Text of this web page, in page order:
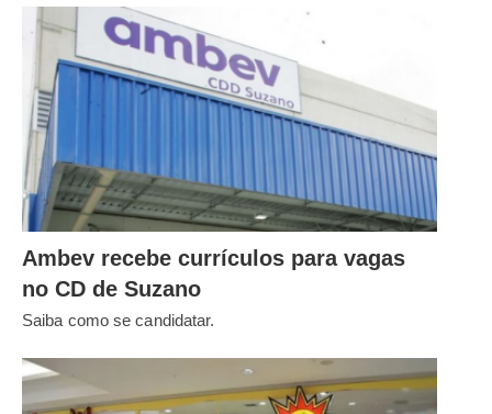
Ambev recebe currículos para vagas
no CD de Suzano
Saiba como se candidatar.